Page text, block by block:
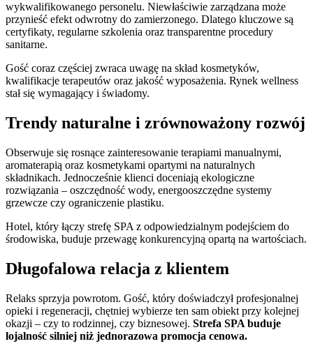
wykwalifikowanego personelu. Niewłaściwie zarządzana może
przynieść efekt odwrotny do zamierzonego. Dlatego kluczowe są
certyfikaty, regularne szkolenia oraz transparentne procedury
sanitarne.
Gość coraz częściej zwraca uwagę na skład kosmetyków,
kwalifikacje terapeutów oraz jakość wyposażenia. Rynek wellness
stał się wymagający i świadomy.
Trendy naturalne i zrównoważony rozwój
Obserwuje się rosnące zainteresowanie terapiami manualnymi,
aromaterapią oraz kosmetykami opartymi na naturalnych
składnikach. Jednocześnie klienci doceniają ekologiczne
rozwiązania – oszczędność wody, energooszczędne systemy
grzewcze czy ograniczenie plastiku.
Hotel, który łączy strefę SPA z odpowiedzialnym podejściem do
środowiska, buduje przewagę konkurencyjną opartą na wartościach.
Długofalowa relacja z klientem
Relaks sprzyja powrotom. Gość, który doświadczył profesjonalnej
opieki i regeneracji, chętniej wybierze ten sam obiekt przy kolejnej
okazji – czy to rodzinnej, czy biznesowej. Strefa SPA buduje
lojalność silniej niż jednorazowa promocja cenowa.